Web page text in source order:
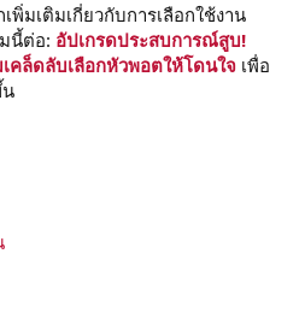
มเติมเกี่ยวกับการเลือกใช้งาน
นี้ต่อ: อัปเกรดประสบการณ์สูบ!
เคล็ดลับเลือกหัวพอตให้โดนใจ เพื่อ